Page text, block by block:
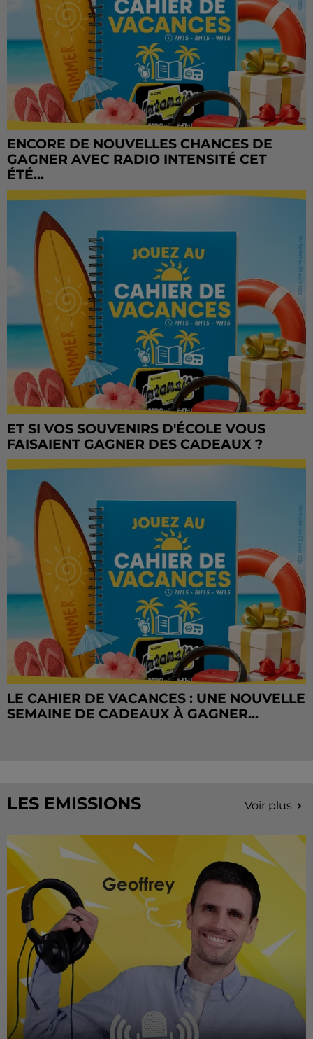
ENCORE DE NOUVELLES CHANCES DE
GAGNER AVEC RADIO INTENSITÉ CET
ÉTÉ...
ET SI VOS SOUVENIRS D'ÉCOLE VOUS
FAISAIENT GAGNER DES CADEAUX ?
LE CAHIER DE VACANCES : UNE NOUVELLE
SEMAINE DE CADEAUX À GAGNER...
LES EMISSIONS Voir plus